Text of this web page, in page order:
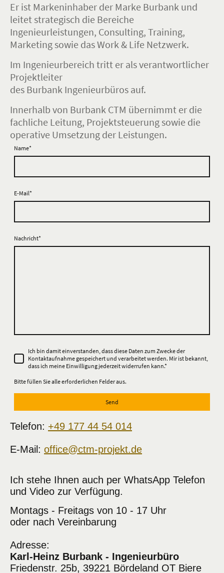
Er ist Markeninhaber der Marke Burbank und
leitet strategisch die Bereiche
Ingenieurleistungen, Consulting, Training,
Marketing sowie das Work & Life Netzwerk.
Im Ingenieurbereich tritt er als verantwortlicher
Projektleiter
des Burbank Ingenieurbüros auf.
Innerhalb von Burbank CTM übernimmt er die
fachliche Leitung, Projektsteuerung sowie die
operative Umsetzung der Leistungen.
Name*
E-Mail*
Nachricht*
Ich bin damit einverstanden, dass diese Daten zum Zwecke der
Kontaktaufnahme gespeichert und verarbeitet werden. Mir ist bekannt,
dass ich meine Einwilligung jederzeit widerrufen kann.*
Bitte füllen Sie alle erforderlichen Felder aus.
Send
Telefon: +49 177 44 54 014
E-Mail: office@ctm-projekt.de
Ich stehe Ihnen auch per WhatsApp Telefon
und Video zur Verfügung.
Montags - Freitags von 10 - 17 Uhr
oder nach Vereinbarung
Adresse:
Karl-Heinz Burbank - Ingenieurbüro
Friedenstr. 25b, 39221 Bördeland OT Biere